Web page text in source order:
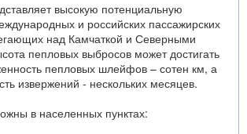
высокую потенциальную
и российских пассажирских
над Камчаткой и Северными
пепловых выбросов может достигать
пепловых шлейфов – сотен км, а
извержений - нескольких месяцев.
в населенных пунктах: